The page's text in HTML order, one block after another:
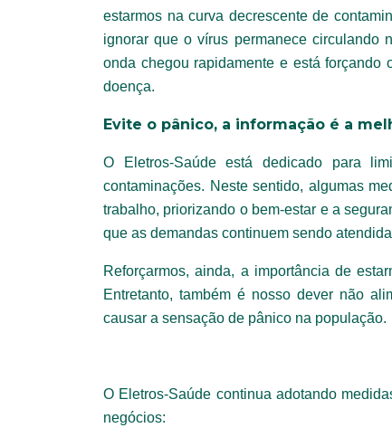
estarmos na curva decrescente de
ignorar que o vírus permanece circulando
onda chegou rapidamente e está forçando
doença.
Evite o pânico, a informação é a
O Eletros-Saúde está dedicado para
contaminações. Neste sentido, algumas
trabalho, priorizando o bem-estar e a
que as demandas continuem sendo
Reforçarmos, ainda, a importância de
Entretanto, também é nosso dever não
causar a sensação de pânico na população.
O Eletros-Saúde continua adotando
negócios: